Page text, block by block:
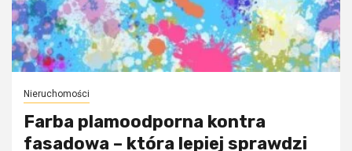
Nieruchomości
Farba plamoodporna kontra
fasadowa – która lepiej sprawdzi